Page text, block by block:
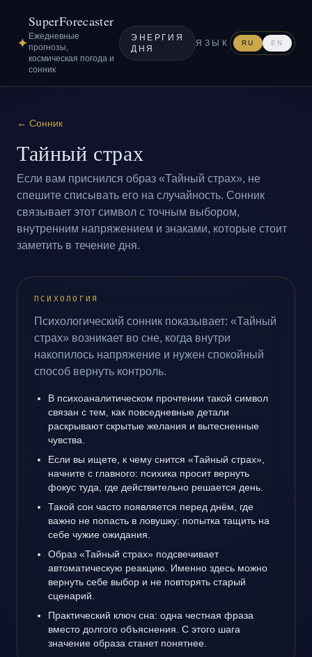
✦
SuperForecaster
Ежедневные
прогнозы,
космическая погода и
сонник
ЭНЕРГИЯ
ДНЯ
ЯЗЫК RU EN
← Сонник
Тайный страх
Если вам приснился образ «Тайный страх», не
спешите списывать его на случайность. Сонник
связывает этот символ с точным выбором,
внутренним напряжением и знаками, которые стоит
заметить в течение дня.
ПСИХОЛОГИЯ
Психологический сонник показывает: «Тайный
страх» возникает во сне, когда внутри
накопилось напряжение и нужен спокойный
способ вернуть контроль.
В психоаналитическом прочтении такой символ
связан с тем, как повседневные детали
раскрывают скрытые желания и вытесненные
чувства.
Если вы ищете, к чему снится «Тайный страх»,
начните с главного: психика просит вернуть
фокус туда, где действительно решается день.
Такой сон часто появляется перед днём, где
важно не попасть в ловушку: попытка тащить на
себе чужие ожидания.
Образ «Тайный страх» подсвечивает
автоматическую реакцию. Именно здесь можно
вернуть себе выбор и не повторять старый
сценарий.
Практический ключ сна: одна честная фраза
вместо долгого объяснения. С этого шага
значение образа станет понятнее.